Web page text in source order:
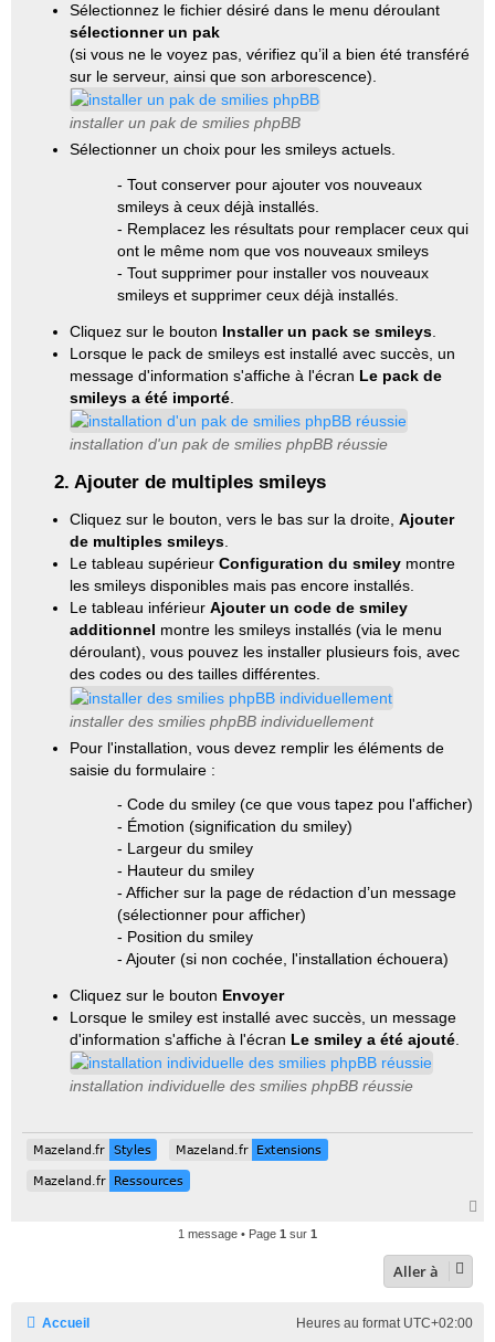
Sélectionnez le fichier désiré dans le menu déroulant
sélectionner un pak
(si vous ne le voyez pas, vérifiez qu’il a bien été transféré
sur le serveur, ainsi que son arborescence).
installer un pak de smilies phpBB
Sélectionner un choix pour les smileys actuels.
- Tout conserver pour ajouter vos nouveaux
smileys à ceux déjà installés.
- Remplacez les résultats pour remplacer ceux qui
ont le même nom que vos nouveaux smileys
- Tout supprimer pour installer vos nouveaux
smileys et supprimer ceux déjà installés.
Cliquez sur le bouton Installer un pack se smileys.
Lorsque le pack de smileys est installé avec succès, un
message d'information s'affiche à l'écran Le pack de
smileys a été importé.
installation d'un pak de smilies phpBB réussie
2. Ajouter de multiples smileys
Cliquez sur le bouton, vers le bas sur la droite, Ajouter
de multiples smileys.
Le tableau supérieur Configuration du smileymontre
les smileys disponibles mais pas encore installés.
Le tableau inférieur Ajouter un code de smiley
additionnel montre les smileys installés (via le menu
déroulant), vous pouvez les installer plusieurs fois, avec
des codes ou des tailles différentes.
installer des smilies phpBB individuellement
Pour l'installation, vous devez remplir les éléments de
saisie du formulaire :
- Code du smiley (ce que vous tapez pou l'afficher)
- Émotion (signification du smiley)
- Largeur du smiley
- Hauteur du smiley
- Afficher sur la page de rédaction d’un message
(sélectionner pour afficher)
- Position du smiley
- Ajouter (si non cochée, l'installation échouera)
Cliquez sur le bouton Envoyer
Lorsque le smiley est installé avec succès, un message
d'information s'affiche à l'écran Le smiley a été ajouté.
installation individuelle des smilies phpBB réussie
Mazeland.fr
Mazeland.fr Styles
Styles Mazeland.fr
Mazeland.fr Extensions
Extensions
Mazeland.fr
Mazeland.fr Ressources
Ressources
1 message • Page 1 sur 1
Aller à
Accueil Heures au format UTC+02:00